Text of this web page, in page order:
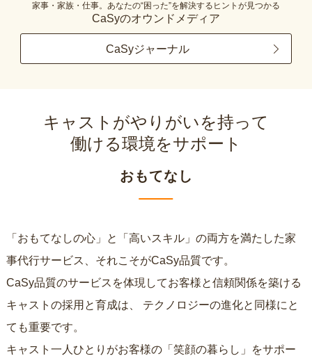
家事・家族・仕事。あなたの“困った”を解決するヒントが見つかる
CaSyのオウンドメディア
CaSyジャーナル
キャストがやりがいを持って
働ける環境をサポート
おもてなし
「おもてなしの心」と「高いスキル」の両方を満たした家
事代行サービス、それこそがCaSy品質です。
CaSy品質のサービスを体現してお客様と信頼関係を築ける
キャストの採用と育成は、
ても重要です。
キャスト一人ひとりがお客様の「笑顔の暮らし」をサポー